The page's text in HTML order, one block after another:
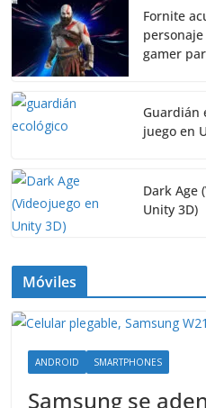
Fornite
gamer
Guardián
juego en
Dark Age
Unity 3D)
Móviles
ANDROID SMARTPHONES
Samsung se